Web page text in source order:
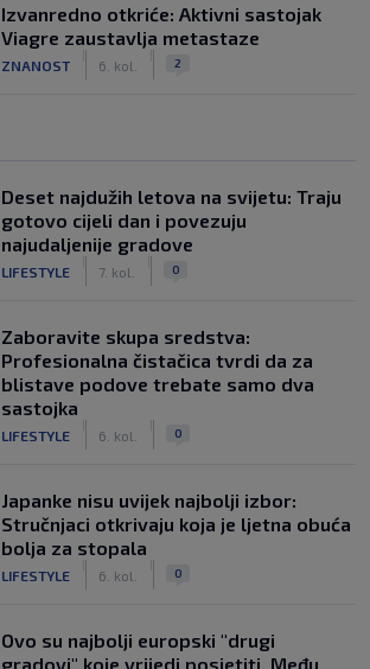
Izvanredno otkriće: Aktivni sastojak
Viagre zaustavlja metastaze
ZNANOST 6. kol. 2
Deset najdužih letova na svijetu: Traju
gotovo cijeli dan i povezuju
najudaljenije gradove
LIFESTYLE 7. kol. 0
Zaboravite skupa sredstva:
Profesionalna čistačica tvrdi da za
blistave podove trebate samo dva
sastojka
LIFESTYLE 6. kol. 0
Japanke nisu uvijek najbolji izbor:
Stručnjaci otkrivaju koja je ljetna obuća
bolja za stopala
LIFESTYLE 6. kol. 0
Ovo su najbolji europski "drugi
gradovi" koje vrijedi posjetiti. Među